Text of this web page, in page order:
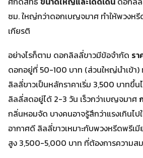
ซม. ใหญ่กว่าดอกเบญจมาศ ทำให้พวงห
เกียรติ
อย่างไรก็ตาม ดอกลิลลี่ขาวมีข้อจำกัด รา
ดอกอยู่ที่ 50-100 บาท (ส่วนใหญ่นำเข้า)
ลิลลี่ขาวเป็นหลักราคาเริ่ม 3,500 บาทขึ้น
ลิลลี่สดอยู่ได้ 2-3 วัน เร็วกว่าเบญจมาศ
กลิ่นหอมจัด บางคนอาจรู้สึกว่าแรงเกินไป
อากาศดี ลิลลี่ขาวเหมาะกับพวงหรีดพรีเ
สูง 3,500-5,000 บาท ที่ต้องการความส